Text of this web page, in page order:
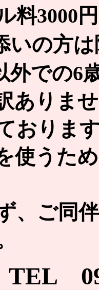
料3000
いの方
外での6
ありま
おりま
使うた
、ご同
TEL